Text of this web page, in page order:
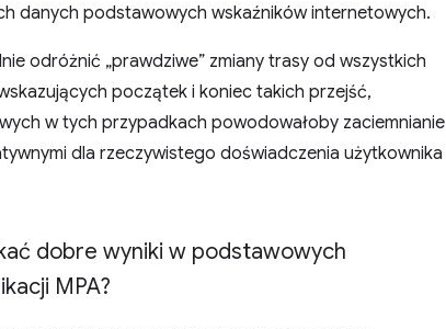
danych podstawowych wskaźników internetowych.
odróżnić „prawdziwe” zmiany trasy od wszystkich
początek i koniec takich przejść,
w tych przypadkach powodowałoby zaciemnianie
dla rzeczywistego doświadczenia użytkownika
dobre wyniki w podstawowych
MPA?